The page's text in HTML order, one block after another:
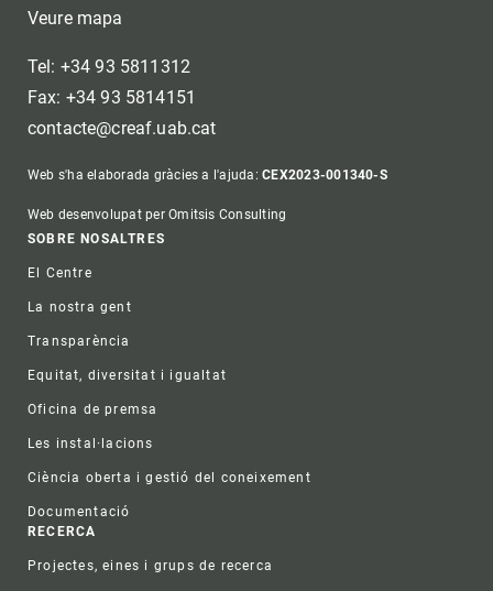
Veure mapa
Tel: +34 93 5811312
Fax: +34 93 5814151
contacte@creaf.uab.cat
Web s'ha elaborada gràcies a l'ajuda:CEX2023-001340-S
Web desenvolupat per Omitsis Consulting
Footer
SOBRE NOSALTRES
El Centre
La nostra gent
Transparència
Equitat, diversitat i igualtat
Oficina de premsa
Les instal·lacions
Ciència oberta i gestió del coneixement
Documentació
RECERCA
Projectes, eines i grups de recerca